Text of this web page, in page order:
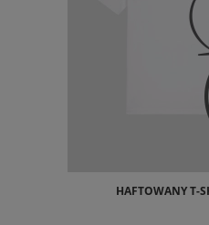
HAFTOWANY T-